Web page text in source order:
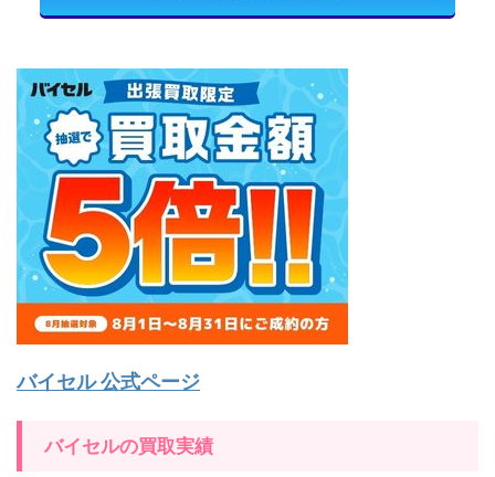
バイセル 公式ページ
バイセルの買取実績